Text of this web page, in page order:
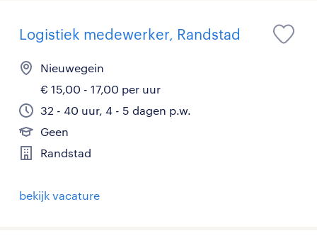
Logistiek medewerker, Randstad
Nieuwegein
€ 15,00 - 17,00 per uur
32 - 40 uur, 4 - 5 dagen p.w.
Geen
Randstad
bekijk vacature